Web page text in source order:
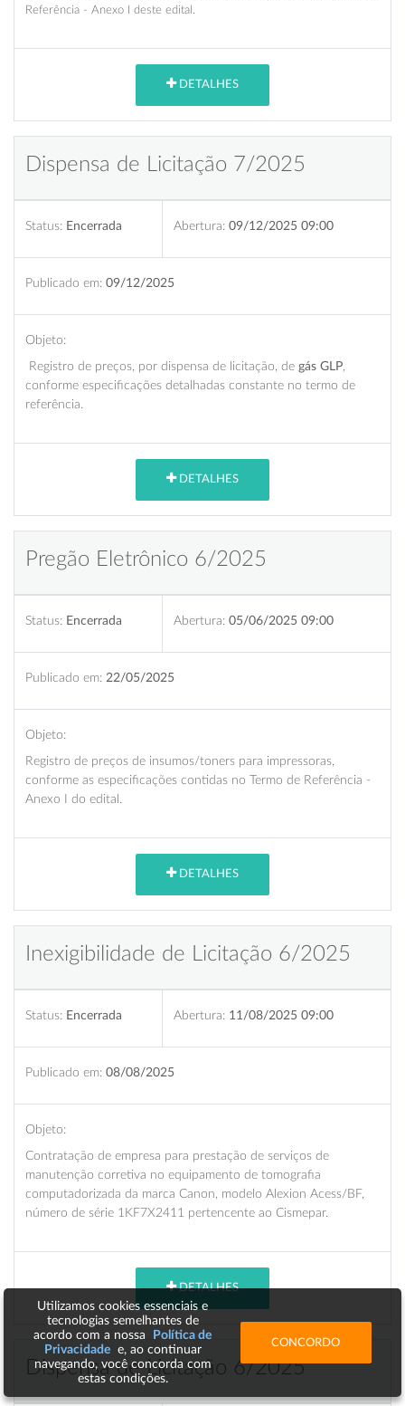
Referência - Anexo I deste edital.
DETALHES
Dispensa de Licitação 7/2025
Status: Encerrada Abertura: 09/12/2025 09:00
Publicado em: 09/12/2025
Objeto:
Registro de preços, por dispensa de licitação, de gás GLP
conforme especificações detalhadas constante no termo de
referência.
DETALHES
Pregão Eletrônico 6/2025
Status: Encerrada Abertura: 05/06/2025 09:00
Publicado em: 22/05/2025
Objeto:
Registro de preços de insumos/toners para impressoras,
conforme as especificações contidas no Termo de Referência -
Anexo I do edital.
DETALHES
Inexigibilidade de Licitação 6/2025
Status: Encerrada Abertura: 11/08/2025 09:00
Publicado em: 08/08/2025
Objeto:
Contratação de empresa para prestação de serviços de
manutenção corretiva no equipamento de tomografia
computadorizada da marca Canon, modelo Alexion Acess/BF,
número de série 1KF7X2411 pertencente ao Cismepar.
DETALHES
Dispensa de Licitação 6/2025
Utilizamos cookies essenciais e
tecnologias semelhantes de
acordo com a nossa
Política de
Privacidadee, ao continuar
navegando, você concorda com
estas condições.
CONCORDO